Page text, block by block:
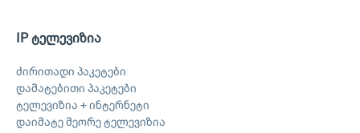
IP ტელევიზია
ძირითადი პაკეტები
დამატებითი პაკეტები
ტელევიზია + ინტერნეტი
დაიმატე მეორე ტელევიზია